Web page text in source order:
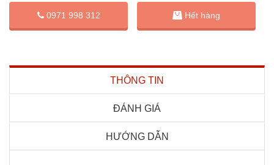
0971 998 312 Hết hàng
THÔNG TIN
ĐÁNH GIÁ
HƯỚNG DẪN